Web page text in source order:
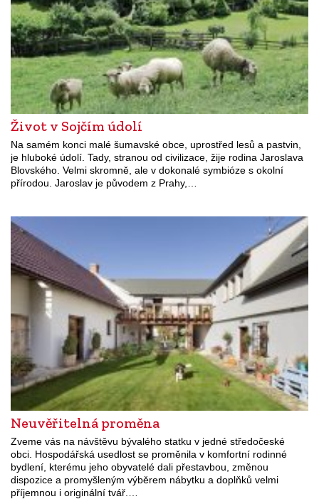
Život v Sojčím údolí
Na samém konci malé šumavské obce, uprostřed lesů a pastvin,
je hluboké údolí. Tady, stranou od civilizace, žije rodina Jaroslava
Blovského. Velmi skromně, ale v dokonalé symbióze s okolní
přírodou. Jaroslav je původem z Prahy,…
Neuvěřitelná proměna
Zveme vás na návštěvu bývalého statku v jedné středočeské
obci. Hospodářská usedlost se proměnila v komfortní rodinné
bydlení, kterému jeho obyvatelé dali přestavbou, změnou
dispozice a promyšleným výběrem nábytku a doplňků velmi
příjemnou i originální tvář.…